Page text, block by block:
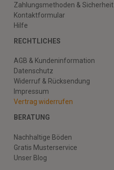
Zahlungsmethoden & Sicherheit
Kontaktformular
Hilfe
RECHTLICHES
AGB & Kundeninformation
Datenschutz
Widerruf & Rücksendung
Impressum
Vertrag widerrufen
BERATUNG
Nachhaltige Böden
Gratis Musterservice
Unser Blog